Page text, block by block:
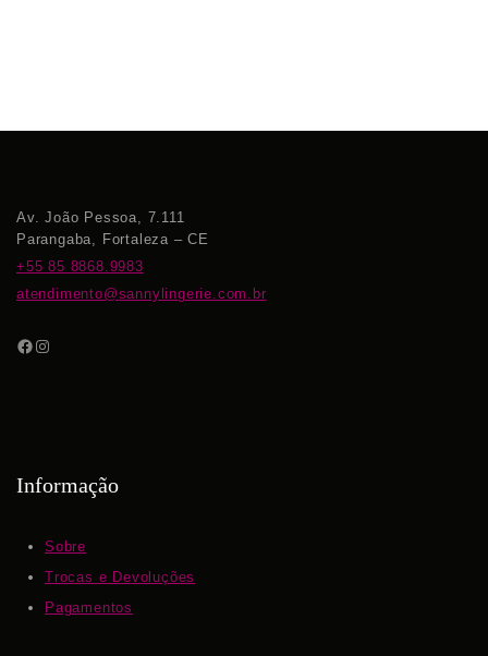
Av. João Pessoa, 7.111
Parangaba, Fortaleza – CE
+55 85 8868.9983
atendimento@sannylingerie.com.br
Informação
Sobre
Trocas e Devoluções
Pagamentos